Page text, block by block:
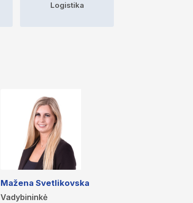
Logistika
Mažena Svetlikovska
Vadybininkė